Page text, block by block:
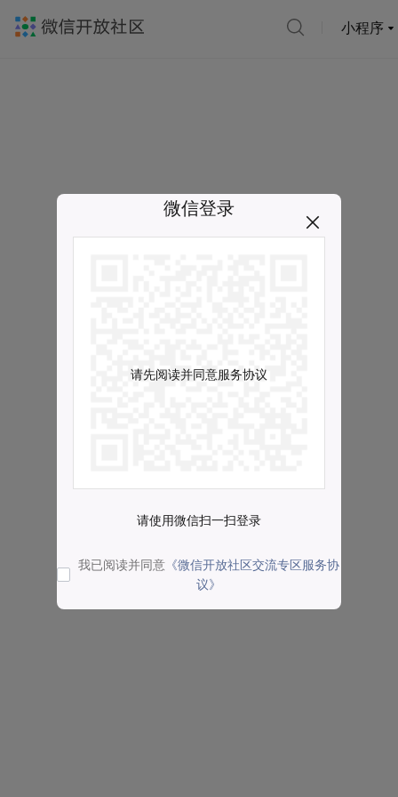
小程序
微信登录
请先阅读并同意服务协议
请使用微信扫一扫登录
我已阅读并同意 《微信开放社区交流专区服务协
议》